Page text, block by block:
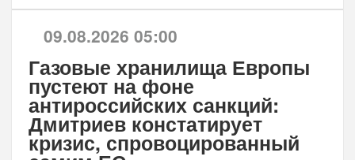
09.08.2026 05:00
Газовые хранилища Европы
пустеют на фоне
антироссийских санкций:
Дмитриев констатирует
кризис, спровоцированный